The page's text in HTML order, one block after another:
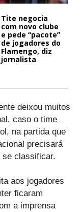
Tite negocia
com novo clube
e pede “pacote”
de jogadores do
Flamengo, diz
jornalista
deixou muitos
caso o time
na partida que
precisará
se classificar.
aos jogadores
ficaram
a imprensa